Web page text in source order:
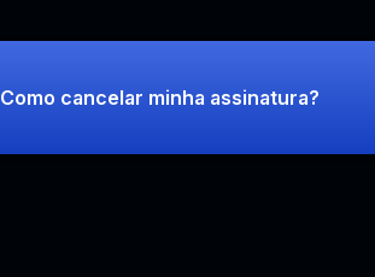
Como cancelar minha assinatura?